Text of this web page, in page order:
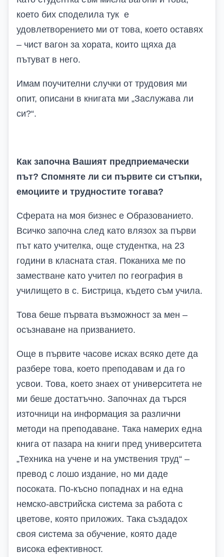
което бих споделила тук е
удовлетворението ми от това, което оставях
– чист вагон за хората, които щяха да
пътуват в него.
Имам поучителни случки от трудовия ми
опит, описани в книгата ми „Заслужава ли
си?“.
Как започна Вашият предприемачески
път? Спомняте ли си първите си стъпки,
емоциите и трудностите тогава?
Сферата на моя бизнес е Образованието.
Всичко започна след като влязох за първи
път като учителка, още студентка, на 23
години в класната стая. Поканиха ме по
заместване като учител по география в
училището в с. Бистрица, където съм учила.
Това беше първата възможност за мен –
осъзнаване на призванието.
Още в първите часове исках всяко дете да
разбере това, което преподавам и да го
усвои. Това, което знаех от университета не
ми беше достатъчно. Започнах да търся
източници на информация за различни
методи на преподаване. Така намерих една
книга от пазара на книги пред университета
„Техника на учене и на умствения труд“ –
превод с лошо издание, но ми даде
посоката. По-късно попаднах и на една
немско-австрийска система за работа с
цветове, която приложих. Така създадох
своя система за обучение, която даде
висока ефективност.